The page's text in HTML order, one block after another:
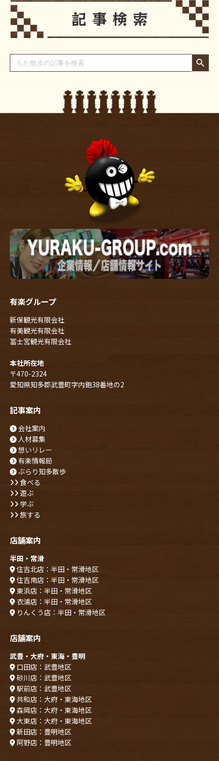
Search
for:
Search Button
有楽グループ
新保観光有限会社
有美観光有限会社
冨士宮観光有限会社
本社所在地
〒470-2324
愛知県知多郡武豊町字内鉋38番地の2
記事案内
会社案内
人材募集
想いリレー
有楽情報局
ぶらり知多散歩
食べる
遊ぶ
学ぶ
旅する
店舗案内
半田・常滑
住吉北店：半田・常滑地区
住吉南店：半田・常滑地区
東浜店：半田・常滑地区
衣浦店：半田・常滑地区
りんくう店：半田・常滑地区
店舗案内
武豊・大府・東海・豊明
口田店：武豊地区
砂川店：武豊地区
駅前店：武豊地区
共和店：大府・東海地区
森岡店：大府・東海地区
大東店：大府・東海地区
新田店：豊明地区
阿野店：豊明地区